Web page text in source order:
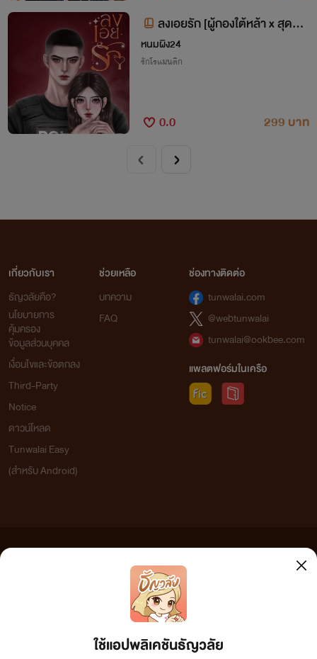
ลงเอยรัก [ผู้กองใต้หล้า x สุดที่รั
ก]
หนมผิง24
รักโรแมนติก
0.0 299 บาท
ใช้แอปพลิเคชันธัญวลัย
เกี่ยวกับเรา
ธัญวลัยคือ?
นโยบายการ
คุ้มครอง
ข้อมูลส่วนบุคคล
เงื่อนไขและข้อตกลง
Third-Party
Notice
ดาวน์โหลด
Tunwalai Easy
(สำหรับ Android)
ช่วยเหลือ
บทความ
FAQ
ช่องทางติดต่อ
tunwalai.com
@webtunwalai
tunwalai@ookbee.com
แพลตฟอร์มในเครือ
เว็บไซต์แห่งนี้ไม่ได้เห็นด้วยและไม่ขอรับผิดชอบต่อข้อความใดๆ ทั้งสิ้น ดังนั้นผู้อ่านทุกท่านโปรดใช้
วิจารณญาณในการกลั่นกรองด้วยตนเอง และหากท่านพบข้อความใดๆ ที่ขัดต่อกฎหมายและศีลธรรม
กรุณาแจ้งมาที่ tunwalai@ookbee.com เพื่อทีมงานจะได้ดำเนินการในทันที ทั้งนี้ ทางเว็บไซต์ขอสงวน
ลิขสิทธิ์ตามพระราชบัญญัติลิขสิทธิ์ (ฉบับเพิ่มเติม) พ.ศ.2558